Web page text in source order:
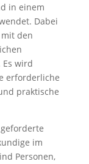
in einem
Dabei
den
wird
erforderliche
praktische
im
Personen,